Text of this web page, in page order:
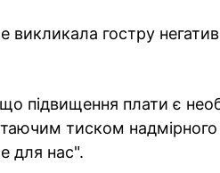
викликала гостру
що підвищення плати є
тиском
для нас".